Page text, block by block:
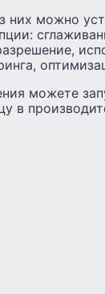
них можно
можете
в